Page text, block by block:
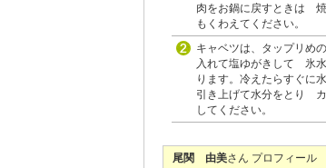
肉をお鍋に戻すときは
もくわえてください。
キャベツは、タップリめ
入れて塩ゆがきして 氷
ります。冷えたらすぐに
引き上げて水分をとり カ
してください。
尾関 由美さん プロフィール